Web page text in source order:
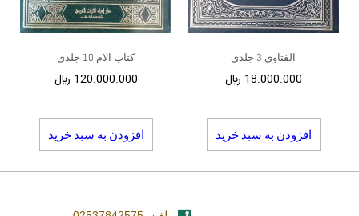
الفتاوی 3 جلدی
18.000.000 ﷼
افزودن به سبد خرید
کتاب الام 10 جلدی
120.000.000 ﷼
افزودن به سبد خرید